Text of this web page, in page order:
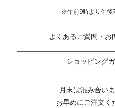
午前9時より午後
よくあるご質問・お
ショッピング
月末は混み合い
お早めにご注文く